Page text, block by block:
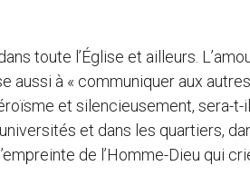
toute l’Église et ailleurs.
à « communiquer aux autres
et silencieusement, sera-t-
et dans les quartiers,
de l’Homme-Dieu qui